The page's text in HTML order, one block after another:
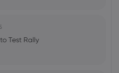
Test Rally